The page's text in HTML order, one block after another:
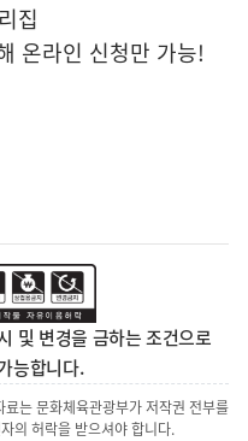
집
온라인 신청만 가능!
및 변경을 금하는 조건으로
능합니다.
는 문화체육관광부가 저작권 전부를
의 허락을 받으셔야 합니다.